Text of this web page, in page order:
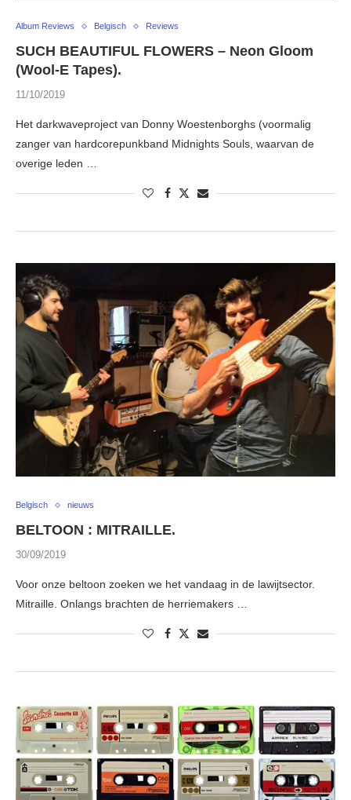
Album Reviews Belgisch Reviews
SUCH BEAUTIFUL FLOWERS – Neon Gloom
(Wool-E Tapes).
11/10/2019
Het darkwaveproject van Donny Woestenborghs (voormalig
zanger van hardcorepunkband Midnights Souls, waarvan de
overige leden …
Belgisch nieuws
BELTOON : MITRAILLE.
30/09/2019
Voor onze beltoon zoeken we het vandaag in de lawijtsector.
Mitraille. Onlangs brachten de herriemakers …